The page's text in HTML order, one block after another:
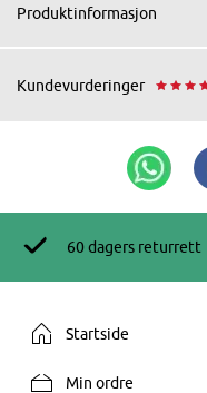
Produktinformasjon
Kundevurderinger
60 dagers returrett
Startside
Min ordre